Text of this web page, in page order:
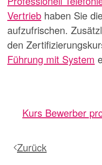
Vertrieb haben Sie
aufzufrischen.
den
Führung mit System
Kurs Bewerber
Zurück